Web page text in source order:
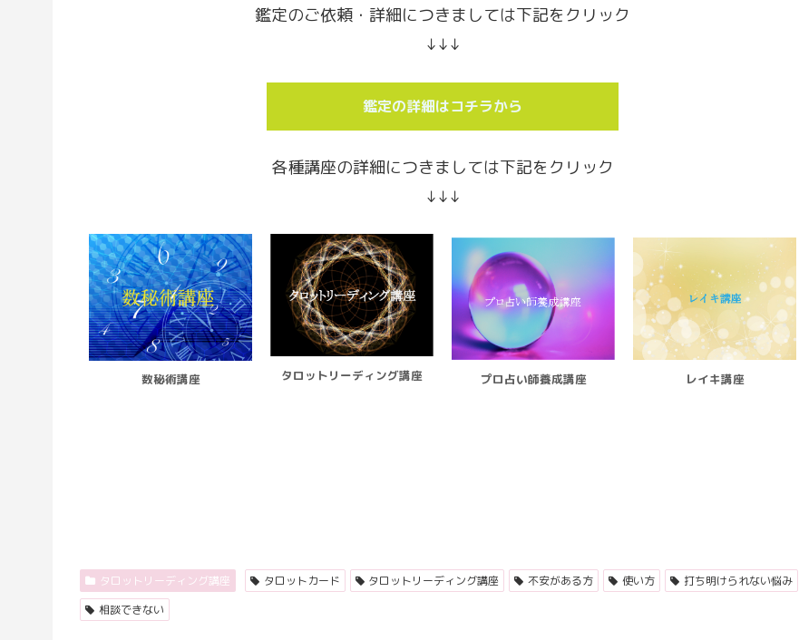
鑑定のご依頼・詳細につきましては下記をクリック
↓↓↓
鑑定の詳細はコチラから
各種講座の詳細につきましては下記をクリック
↓↓↓
数秘術講座 タロットリーディング講座 プロ占い師養成講座 レイキ講座
タロットリーディング講座 タロットカード タロットリーディング講座 不安がある方 使い方
打ち明けられない悩み
相談できない